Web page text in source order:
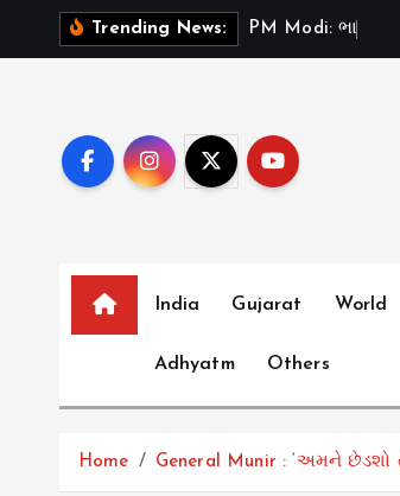
Trending News: P M M o d i: ભ
India Gujarat World
Adhyatm Others
Home General Munir : ‘અમને છેડશો